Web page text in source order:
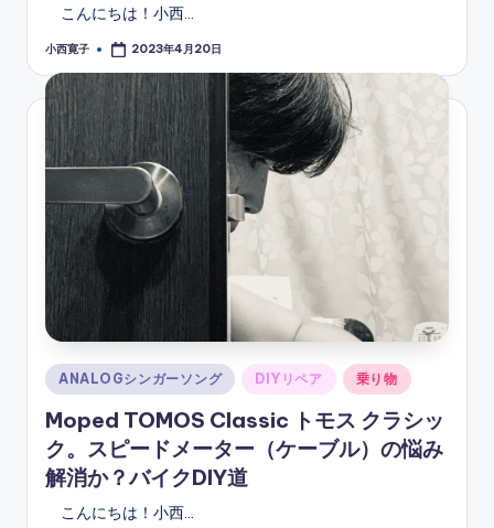
こんにちは！小西…
Posted
小西寛子 2023年4月20日
Posted
in
ANALOGシンガーソング DIYリペア 乗り物
Moped TOMOS Classic トモス クラシッ
ク。スピードメーター（ケーブル）の悩み
解消か？バイクDIY道
こんにちは！小西…